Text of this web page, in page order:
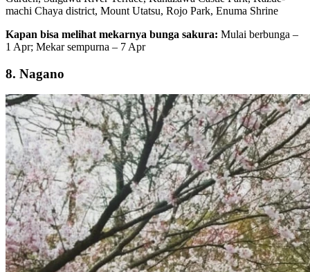
machi Chaya district, Mount Utatsu, Rojo Park, Enuma Shrine
Kapan bisa melihat mekarnya bunga sakura: Mulai berbunga –
1 Apr; Mekar sempurna – 7 Apr
8. Nagano